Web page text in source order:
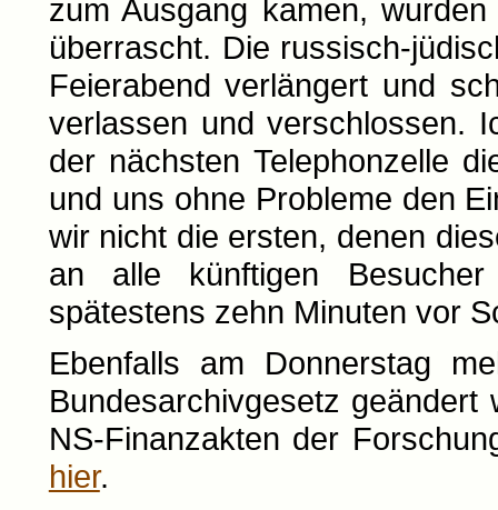
zum Ausgang kamen,
überrascht. Die russisch-
Feierabend verlängert und
verlassen und verschlossen.
der nächsten Telephonzelle
und uns ohne Probleme den
wir nicht die ersten, denen
an alle künftigen
spätestens zehn Minuten vor
Ebenfalls am Donnerstag
Bundesarchivgesetz
NS-Finanzakten der
hier.